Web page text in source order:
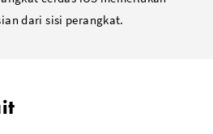
dari sisi perangkat.